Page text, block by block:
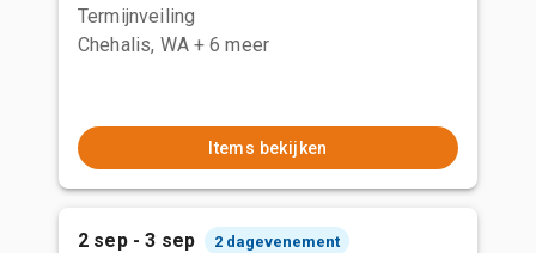
Termijnveiling
Chehalis, WA + 6 meer
Items bekijken
2 sep - 3 sep 2 dagevenement